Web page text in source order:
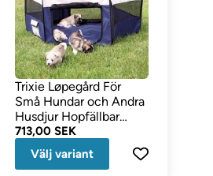
Trixie Løpegård För
Små Hundar och Andra
Husdjur Hopfällbar
Ø130 cm
713,00 SEK
Välj variant